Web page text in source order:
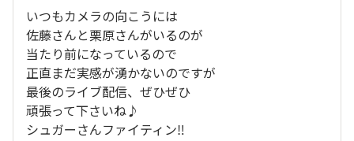
いつもカメラの向こうには
佐藤さんと栗原さんがいるのが
当たり前になっているので
正直まだ実感が湧かないのですが
最後のライブ配信、ぜひぜひ
頑張って下さいね♪
シュガーさんファイティン‼️